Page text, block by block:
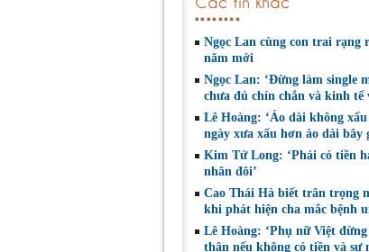
Ngọc Lan cùng con trai rạng
năm mới
Ngọc Lan: ‘Đừng làm single
chưa đủ chín chắn và kinh tế
Lê Hoàng: ‘Áo dài không
ngày xưa xấu hơn áo dài bây
Kim Tử Long: ‘Phải có tiền
nhân đôi’
Cao Thái Hà biết trân trọng
khi phát hiện cha mắc bệnh
Lê Hoàng: ‘Phụ nữ Việt
thân nếu không có tiền và sự